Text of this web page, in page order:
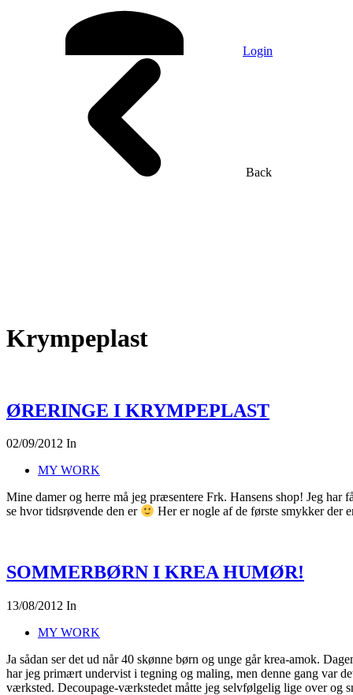
Login
Back
Krympeplast
ØRERINGE I KRYMPEPLAST
02/09/2012 In
MY WORK
Mine damer og herre må jeg præsentere Frk. Hansens shop! Jeg
se hvor tidsrøvende den er
Her er nogle af de første smykker der
SOMMERBØRN I KREA HUMØR!
13/08/2012 In
MY WORK
Ja sådan ser det ud når 40 skønne børn og unge går krea-amok.
har jeg primært undervist i tegning og maling, men denne gang var
værksted. Decoupage-værkstedet måtte jeg selvfølgelig lige over